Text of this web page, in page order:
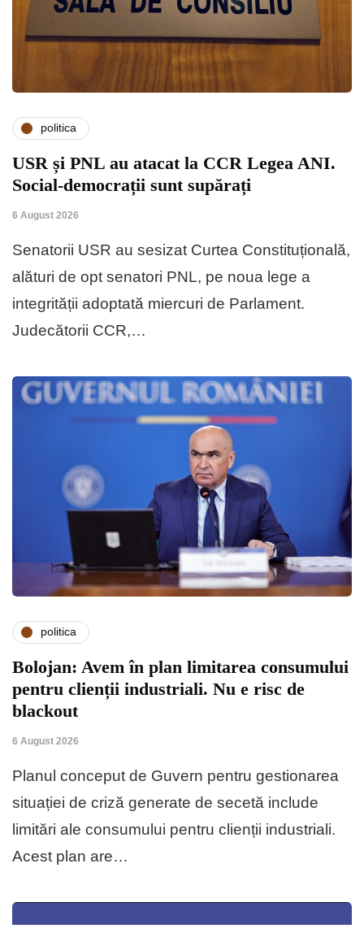
politica
USR și PNL au atacat la CCR Legea ANI.
Social-democrații sunt supărați
6 August 2026
Senatorii USR au sesizat Curtea Constituțională,
alături de opt senatori PNL, pe noua lege a
integrității adoptată miercuri de Parlament.
Judecătorii CCR,…
politica
Bolojan: Avem în plan limitarea consumului
pentru clienții industriali. Nu e risc de
blackout
6 August 2026
Planul conceput de Guvern pentru gestionarea
situației de criză generate de secetă include
limitări ale consumului pentru clienții industriali.
Acest plan are…